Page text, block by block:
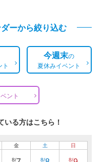
ーから絞り込む
今週末の
夏休みイベント
ント
いる方はこちら！
金
8/
土
8/
日
8/